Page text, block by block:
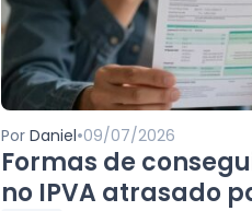
PorDaniel•09/07/2026
Formas de
no IPVA atrasado